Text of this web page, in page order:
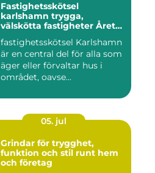
Fastighetsskötsel
karlshamn trygga,
välskötta fastigheter Året
fastighetsskötsel Karlshamn
är en central del för alla som
äger eller förvaltar hus i
området, oavse...
05. jul
Grindar för trygghet,
funktion och stil runt hem
och företag